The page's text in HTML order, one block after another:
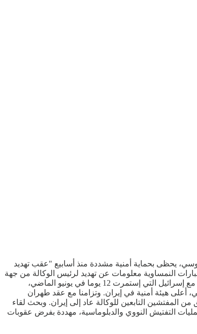
يحظى بحماية أمنية مشددة منذ أسابيع "عقب تهديد
النمساوية معلومات عن تهديد لرئيس الوكالة من جهة
خارجية. ويقع مقر الوكالة الدولية للطاقة الذرية في العاصمة النمساوية فيينا. كانت إيران قد علقت التعاون مع الوكالة الدولية للطاقة الذرية بعد حربها مع إسرائيل التي إستمرت 12 يوما في يونيو الماضي،
أعلى هيئة أمنية في إيران. وتزامنا مع عقد طهران
المفتشين التابعين للوكالة عاد إلى إيران. وبحث لقاء
التفتيش النووي والدبلوماسية، مهددة بفرض عقوبات